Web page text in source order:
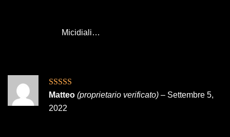
Micidiali…
Valutato5su
5
Matteo (proprietario verificato) – Settembre 5,
2022